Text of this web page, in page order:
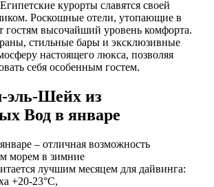
курорты славятся своей
Роскошные отели, утопающие в
гостям высочайший уровень комфорта.
стильные бары и эксклюзивные
настоящего люкса, позволяя
себя особенным гостем.
Шейх из
Вод в январе
– отличная возможность
морем в зимние
лучшим месяцем для дайвинга:
+20-23°C,